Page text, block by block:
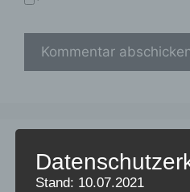
Stand: 10.07.2021